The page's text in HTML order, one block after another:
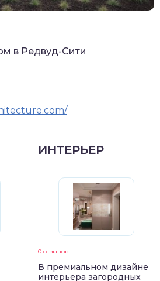
в Редвуд-Сити
ИНТЕРЬЕР
0 отзывов
В премиальном дизайне
интерьера загородных